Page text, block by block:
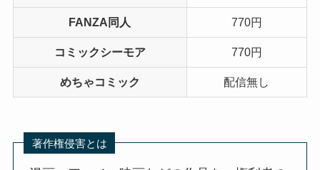
FANZA同人 770円
コミックシーモア 770円
めちゃコミック 配信無し
著作権侵害とは